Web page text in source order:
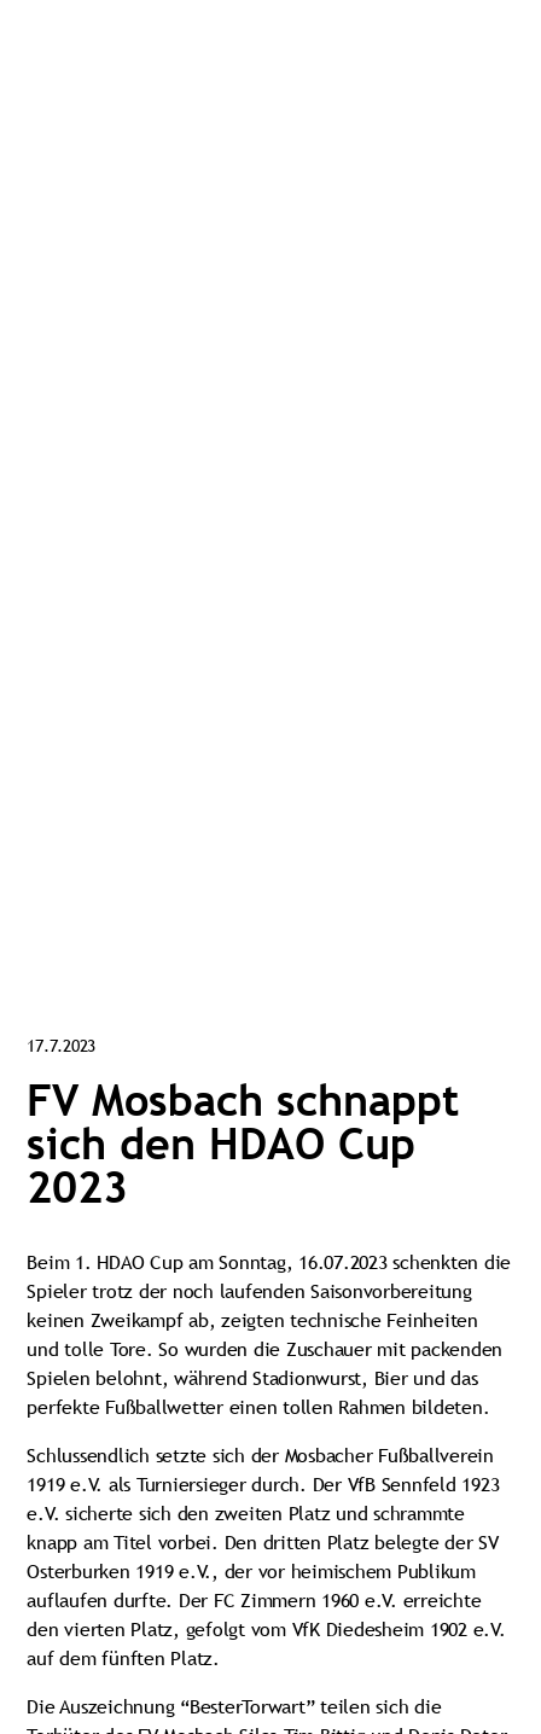
17.7.2023
FV Mosbach schnappt
sich den HDAO Cup
2023
Beim 1. HDAO Cup am Sonntag, 16.07.2023 schenkten die
Spieler trotz der noch laufenden Saisonvorbereitung
keinen Zweikampf ab, zeigten technische Feinheiten
und tolle Tore. So wurden die Zuschauer mit packenden
Spielen belohnt, während Stadionwurst, Bier und das
perfekte Fußballwetter einen tollen Rahmen bildeten.
Schlussendlich setzte sich der Mosbacher Fußballverein
1919 e.V. als Turniersieger durch. Der VfB Sennfeld 1923
e.V. sicherte sich den zweiten Platz und schrammte
knapp am Titel vorbei. Den dritten Platz belegte der SV
Osterburken 1919 e.V., der vor heimischem Publikum
auflaufen durfte. Der FC Zimmern 1960 e.V. erreichte
den vierten Platz, gefolgt vom VfK Diedesheim 1902 e.V.
auf dem fünften Platz.
Die Auszeichnung “BesterTorwart” teilen sich die